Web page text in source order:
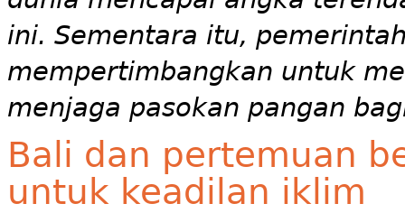
ini. Sementara itu,
mempertimbangkan untuk
menjaga pasokan pangan
Bali dan pertemuan
untuk keadilan iklim